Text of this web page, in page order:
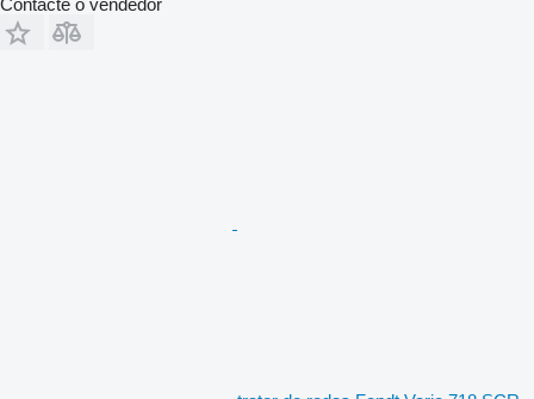
Contacte o vendedor